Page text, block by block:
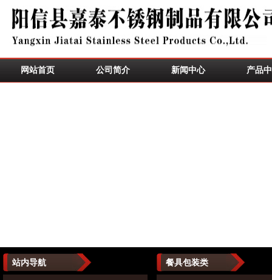
网站首页 公司简介 新闻中心 产品
餐具包装类
站内导航